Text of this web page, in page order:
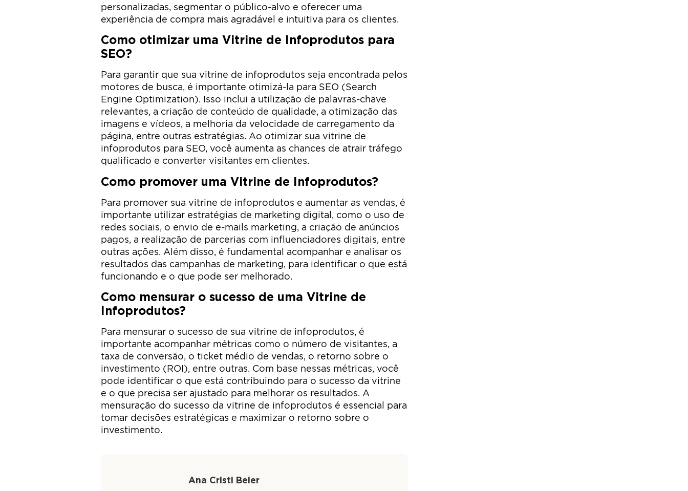
personalizadas, segmentar o público-alvo e oferecer uma
experiência de compra mais agradável e intuitiva para os clientes.
Como otimizar uma Vitrine de Infoprodutos para
SEO?
Para garantir que sua vitrine de infoprodutos seja encontrada pelos
motores de busca, é importante otimizá-la para SEO (Search
Engine Optimization). Isso inclui a utilização de palavras-chave
relevantes, a criação de conteúdo de qualidade, a otimização das
imagens e vídeos, a melhoria da velocidade de carregamento da
página, entre outras estratégias. Ao otimizar sua vitrine de
infoprodutos para SEO, você aumenta as chances de atrair tráfego
qualificado e converter visitantes em clientes.
Como promover uma Vitrine de Infoprodutos?
Para promover sua vitrine de infoprodutos e aumentar as vendas, é
importante utilizar estratégias de marketing digital, como o uso de
redes sociais, o envio de e-mails marketing, a criação de anúncios
pagos, a realização de parcerias com influenciadores digitais, entre
outras ações. Além disso, é fundamental acompanhar e analisar os
resultados das campanhas de marketing, para identificar o que está
funcionando e o que pode ser melhorado.
Como mensurar o sucesso de uma Vitrine de
Infoprodutos?
Para mensurar o sucesso de sua vitrine de infoprodutos, é
importante acompanhar métricas como o número de visitantes, a
taxa de conversão, o ticket médio de vendas, o retorno sobre o
investimento (ROI), entre outras. Com base nessas métricas, você
pode identificar o que está contribuindo para o sucesso da vitrine
e o que precisa ser ajustado para melhorar os resultados. A
mensuração do sucesso da vitrine de infoprodutos é essencial para
tomar decisões estratégicas e maximizar o retorno sobre o
investimento.
Ana Cristi Beier